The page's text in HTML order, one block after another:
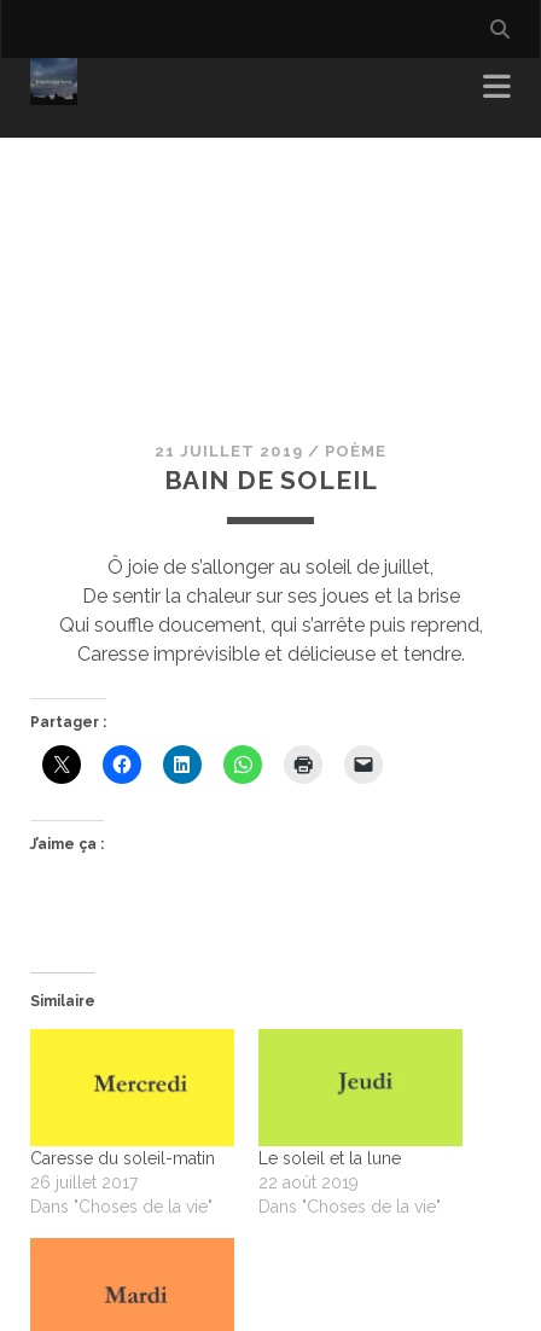
21 JUILLET 2019 / POÈME
BAIN DE SOLEIL
Ô joie de s’allonger au soleil de juillet,
De sentir la chaleur sur ses joues et la brise
Qui souffle doucement, qui s’arrête puis reprend,
Caresse imprévisible et délicieuse et tendre.
Partager :
J’aime ça :
Similaire
Caresse du soleil-matin
26 juillet 2017
Dans "Choses de la vie"
Le soleil et la lune
22 août 2019
Dans "Choses de la vie"